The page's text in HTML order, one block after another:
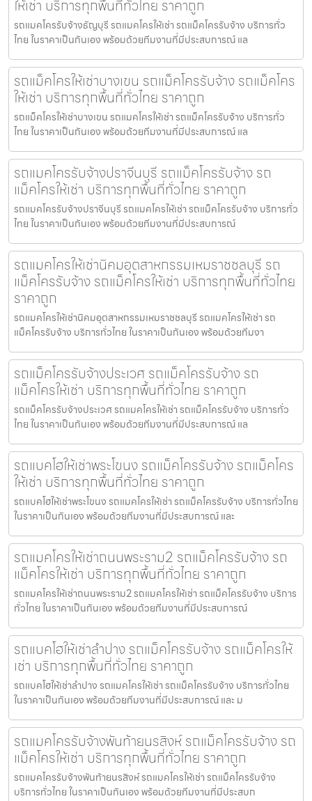
ให้เช่า บริการทุกพื้นที่ทั่วไทย ราคาถูก
รถแมคโครรับจ้างธัญบุรี รถแมคโครให้เช่า รถแม็คโครรับจ้าง บริการทั่ว
ไทย ในราคาเป็นกันเอง พร้อมด้วยทีมงานที่มีประสบการณ์ แล
รถแม็คโครให้เช่าบางเขน รถแม็คโครรับจ้าง รถแม็คโคร
ให้เช่า บริการทุกพื้นที่ทั่วไทย ราคาถูก
รถแม็คโครให้เช่าบางเขน รถแมคโครให้เช่า รถแม็คโครรับจ้าง บริการทั่ว
ไทย ในราคาเป็นกันเอง พร้อมด้วยทีมงานที่มีประสบการณ์ แล
รถแมคโครรับจ้างปราจีนบุรี รถแม็คโครรับจ้าง รถ
แม็คโครให้เช่า บริการทุกพื้นที่ทั่วไทย ราคาถูก
รถแมคโครรับจ้างปราจีนบุรี รถแมคโครให้เช่า รถแม็คโครรับจ้าง บริการทั่ว
ไทย ในราคาเป็นกันเอง พร้อมด้วยทีมงานที่มีประสบการณ์
รถแมคโครให้เช่านิคมอุตสาหกรรมเหมราชชลบุรี รถ
แม็คโครรับจ้าง รถแม็คโครให้เช่า บริการทุกพื้นที่ทั่วไทย
ราคาถูก
รถแมคโครให้เช่านิคมอุตสาหกรรมเหมราชชลบุรี รถแมคโครให้เช่า รถ
แม็คโครรับจ้าง บริการทั่วไทย ในราคาเป็นกันเอง พร้อมด้วยทีมงา
รถแม็คโครรับจ้างประเวศ รถแม็คโครรับจ้าง รถ
แม็คโครให้เช่า บริการทุกพื้นที่ทั่วไทย ราคาถูก
รถแม็คโครรับจ้างประเวศ รถแมคโครให้เช่า รถแม็คโครรับจ้าง บริการทั่ว
ไทย ในราคาเป็นกันเอง พร้อมด้วยทีมงานที่มีประสบการณ์ แล
รถแบคโฮให้เช่าพระโขนง รถแม็คโครรับจ้าง รถแม็คโคร
ให้เช่า บริการทุกพื้นที่ทั่วไทย ราคาถูก
รถแบคโฮให้เช่าพระโขนง รถแมคโครให้เช่า รถแม็คโครรับจ้าง บริการทั่วไทย
ในราคาเป็นกันเอง พร้อมด้วยทีมงานที่มีประสบการณ์ และ
รถแมคโครให้เช่าถนนพระราม2 รถแม็คโครรับจ้าง รถ
แม็คโครให้เช่า บริการทุกพื้นที่ทั่วไทย ราคาถูก
รถแมคโครให้เช่าถนนพระราม2 รถแมคโครให้เช่า รถแม็คโครรับจ้าง บริการ
ทั่วไทย ในราคาเป็นกันเอง พร้อมด้วยทีมงานที่มีประสบการณ์
รถแบคโฮให้เช่าลำปาง รถแม็คโครรับจ้าง รถแม็คโครให้
เช่า บริการทุกพื้นที่ทั่วไทย ราคาถูก
รถแบคโฮให้เช่าลำปาง รถแมคโครให้เช่า รถแม็คโครรับจ้าง บริการทั่วไทย
ในราคาเป็นกันเอง พร้อมด้วยทีมงานที่มีประสบการณ์ และ ม
รถแมคโครรับจ้างพันท้ายนรสิงห์ รถแม็คโครรับจ้าง รถ
แม็คโครให้เช่า บริการทุกพื้นที่ทั่วไทย ราคาถูก
รถแมคโครรับจ้างพันท้ายนรสิงห์ รถแมคโครให้เช่า รถแม็คโครรับจ้าง
บริการทั่วไทย ในราคาเป็นกันเอง พร้อมด้วยทีมงานที่มีประสบก